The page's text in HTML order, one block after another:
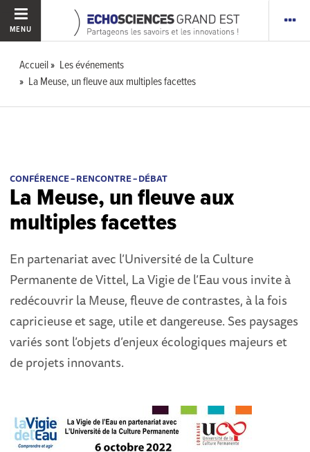
MENU
Accueil
Les événements
La Meuse, un fleuve aux multiples facettes
CONFÉRENCE – RENCONTRE – DÉBAT
La Meuse, un fleuve aux
multiples facettes
En partenariat avec l’Université de la Culture
Permanente de Vittel, La Vigie de l’Eau vous invite à
redécouvrir la Meuse, fleuve de contrastes, à la fois
capricieuse et sage, utile et dangereuse. Ses paysages
variés sont l’objets d’enjeux écologiques majeurs et
de projets innovants.